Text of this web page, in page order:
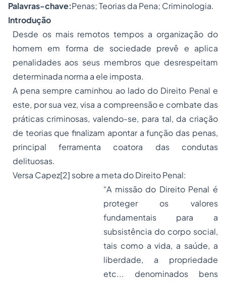
Palavras-chave:Penas; Teorias da Pena; Criminologia.
Introdução
Desde os mais remotos tempos a organização do
homem em forma de sociedade prevê e aplica
penalidades aos seus membros que desrespeitam
determinada norma a ele imposta.
A pena sempre caminhou ao lado do Direito Penal e
este, por sua vez, visa a compreensão e combate das
práticas criminosas, valendo-se, para tal, da criação
de teorias que finalizam apontar a função das penas,
principal ferramenta coatora das condutas
delituosas.
Versa Capez[2] sobre a meta do Direito Penal:
“A missão do Direito Penal é
proteger os valores
fundamentais para a
subsistência do corpo social,
tais como a vida, a saúde, a
liberdade, a propriedade
etc... denominados bens